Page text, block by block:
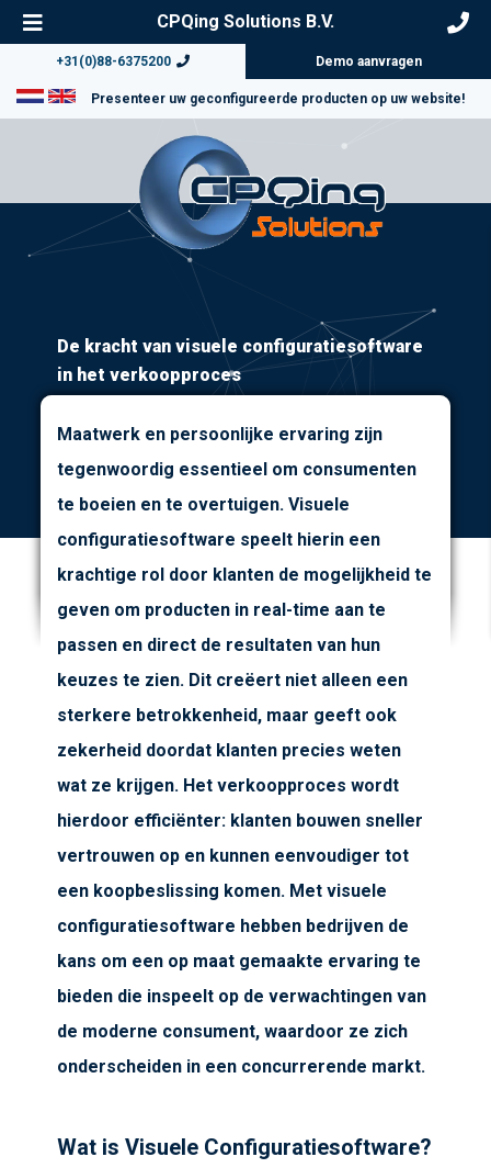
CPQing Solutions B.V.
+31(0)88-6375200 Demo aanvragen
Presenteer uw geconfigureerde producten op uw website!
De kracht van visuele configuratiesoftware
in het verkoopproces
Maatwerk en persoonlijke ervaring zijn
tegenwoordig essentieel om consumenten
te boeien en te overtuigen. Visuele
configuratiesoftware speelt hierin een
krachtige rol door klanten de mogelijkheid te
geven om producten in real-time aan te
passen en direct de resultaten van hun
keuzes te zien. Dit creëert niet alleen een
sterkere betrokkenheid, maar geeft ook
zekerheid doordat klanten precies weten
wat ze krijgen. Het verkoopproces wordt
hierdoor efficiënter: klanten bouwen sneller
vertrouwen op en kunnen eenvoudiger tot
een koopbeslissing komen. Met visuele
configuratiesoftware hebben bedrijven de
kans om een op maat gemaakte ervaring te
bieden die inspeelt op de verwachtingen van
de moderne consument, waardoor ze zich
onderscheiden in een concurrerende markt.
Wat is Visuele Configuratiesoftware?